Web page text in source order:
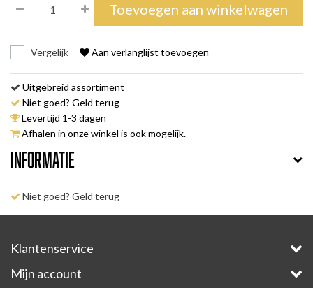
Toevoegen aan winkelwagen
Vergelijk Aan verlanglijst toevoegen
Uitgebreid assortiment
Niet goed? Geld terug
Levertijd 1-3 dagen
Afhalen in onze winkel is ook mogelijk.
Informatie
Niet goed? Geld terug
Klantenservice
Mijn account